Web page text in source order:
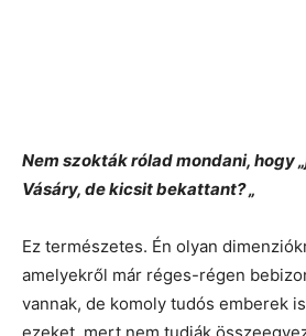
Nem szokták rólad mondani, hogy
Vásáry, de kicsit bekattant? „
Ez természetes. Én olyan
amelyekről már réges-régen
vannak, de komoly tudós emberek